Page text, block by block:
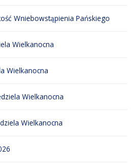
Wniebowstąpienia Pańskiego
Wielkanocna
Wielkanocna
Wielkanocna
Wielkanocna